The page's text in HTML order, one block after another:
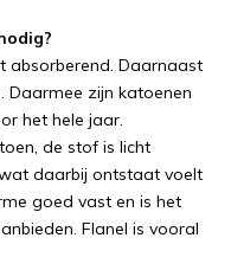
absorberend. Daarnaast
zijn katoenen
het hele jaar.
de stof is licht
daarbij ontstaat voelt
goed vast en is het
Flanel is vooral